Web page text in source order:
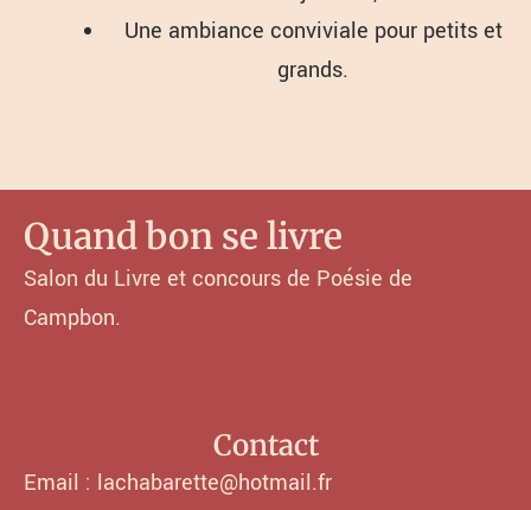
Une ambiance conviviale pour petits et
grands.
Quand bon se livre
Salon du Livre et concours de Poésie de
Campbon.
Contact
Email : lachabarette@hotmail.fr